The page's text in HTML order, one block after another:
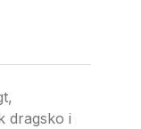
dragsko i